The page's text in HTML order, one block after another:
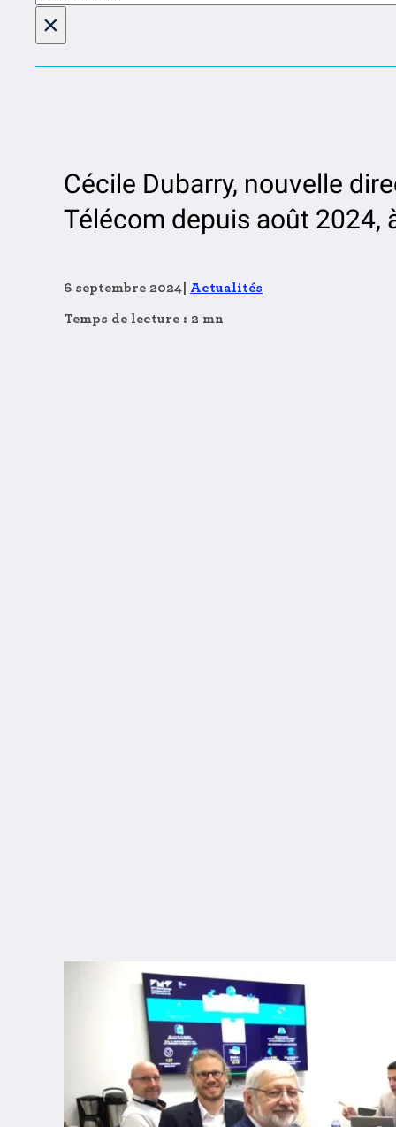
×
Cécile Dubarry, nouvelle
Télécom depuis août 2024,
6 septembre 2024 Actualités
Temps de lecture : 2 mn